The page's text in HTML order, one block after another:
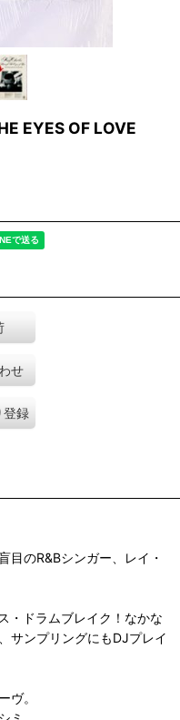
EYES OF LOVE
せ
登録
目のR&Bシンガー、レイ・
ドラムブレイク！なかな
サンプリングにもDJプレイ
ヴ。